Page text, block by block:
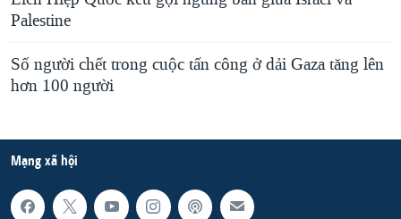
Palestine
Số người chết trong cuộc tấn công ở dải Gaza tăng lên
hơn 100 người
Mạng xã hội